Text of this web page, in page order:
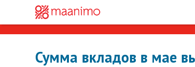
Сумма вкладов в мае